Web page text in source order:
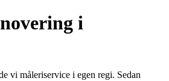
i
vi måleriservice i egen regi. Sedan